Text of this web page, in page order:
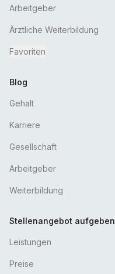
Arbeitgeber
Ärztliche Weiterbildung
Favoriten
Blog
Gehalt
Karriere
Gesellschaft
Arbeitgeber
Weiterbildung
Stellenangebot aufgeben
Leistungen
Preise